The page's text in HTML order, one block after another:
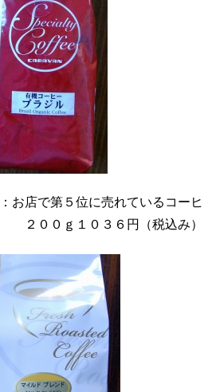
お店で第５位に売れているコーヒ
１０３６円（税込み）